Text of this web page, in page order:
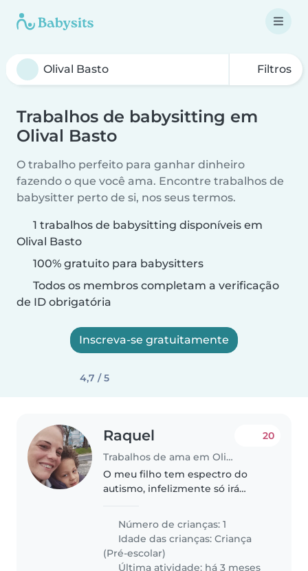
Filtros
Trabalhos de babysitting em
Olival Basto
O trabalho perfeito para ganhar dinheiro
fazendo o que você ama. Encontre trabalhos de
babysitter perto de si, nos seus termos.
1 trabalhos de babysitting disponíveis em
Olival Basto
100% gratuito para babysitters
Todos os membros completam a verificação
de ID obrigatória
Inscreva-se gratuitamente
4,7 / 5
Raquel
Trabalhos de ama em Olival Basto
20
O meu filho tem espectro do
autismo, infelizmente só irá
durante estes meses preciso de
ajuda na parte da manhã ou
tarde, trabalho á noite preciso
que..
Número de crianças: 1
Idade das crianças:Criança
(Pré-escolar)
Última atividade: há 3 meses